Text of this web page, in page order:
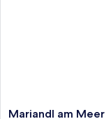
Mariandl
Mariandl am Meer